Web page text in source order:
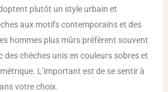
plutôt un style urbain et
aux motifs contemporains et des
hommes plus mûrs préfèrent souvent
des chèches unis en couleurs sobres et
L’important est de se sentir à
votre choix.